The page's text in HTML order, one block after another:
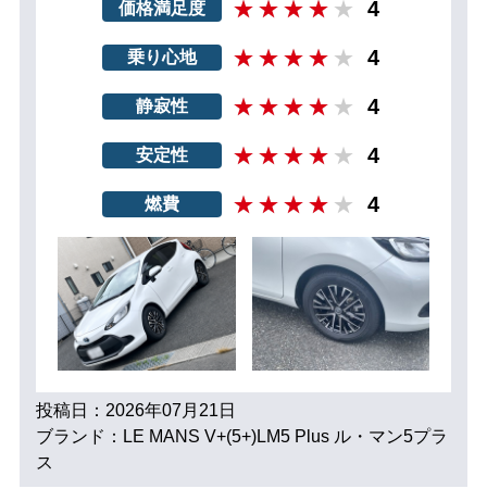
価格満足度 4
乗り心地 4
静寂性 4
安定性 4
燃費 4
投稿日：2026年07月21日
ブランド：LE MANS V+(5+)LM5 Plus ル・マン5プラ
ス